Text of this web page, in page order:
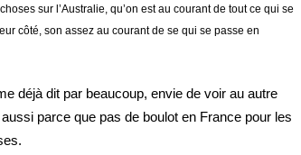
sur l’Australie, qu’on est au courant de tout ce qui se
côté, son assez au courant de se qui se passe en
déjà dit par beaucoup, envie de voir au autre
parce que pas de boulot en France pour les